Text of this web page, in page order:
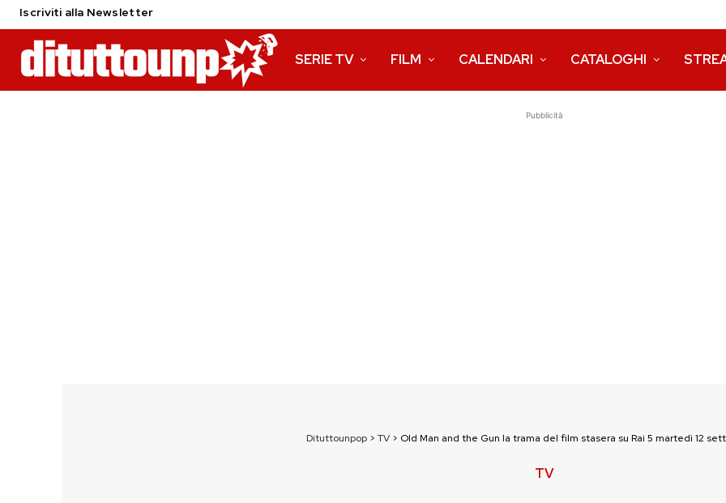
Iscriviti alla Newsletter
SERIE TV FILM CALENDARI CATALOGHI
Pubblicità
Dituttounpop> TV> Old Man and the Gun la trama del film stasera su Rai 5 martedì 12
TV